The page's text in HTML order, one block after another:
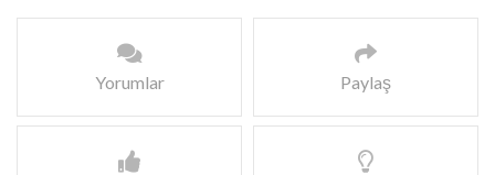
Yorumlar Paylaş